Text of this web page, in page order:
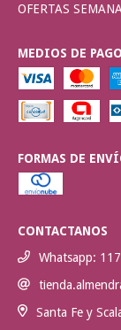
OFERTAS
MEDIOS DE PAGO
FORMAS DE
CONTACTANOS
Whatsapp:
Santa Fe y